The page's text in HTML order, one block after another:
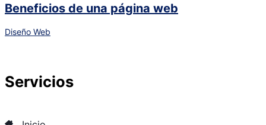
Beneficios de una página web
Diseño Web
Servicios